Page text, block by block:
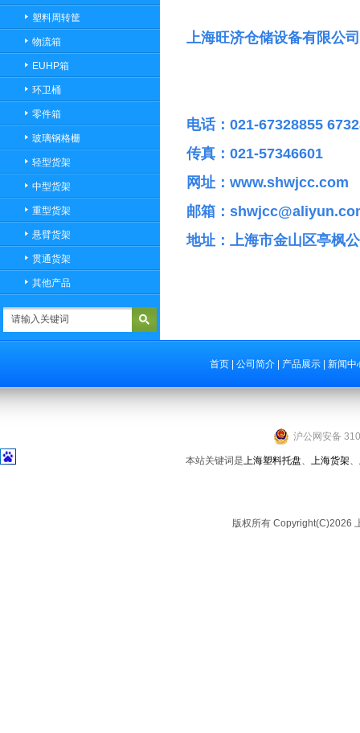
塑料周转筐
物流箱
EUHP箱
环卫桶
零件箱
玻璃钢格栅
轻型货架
中型货架
重型货架
悬臂货架
贯通货架
其他产品
上海旺济仓储设备有限公司
电话：021-67328855
传真：021-57346601
网址：www.shwjcc.com
邮箱：
地址：上海市金山区亭枫
首页 公司简介 产品展示 新闻中
本站关键词是上海塑料托盘、 上海货架、
版权所有 Copyright(C)2026
沪公网安备